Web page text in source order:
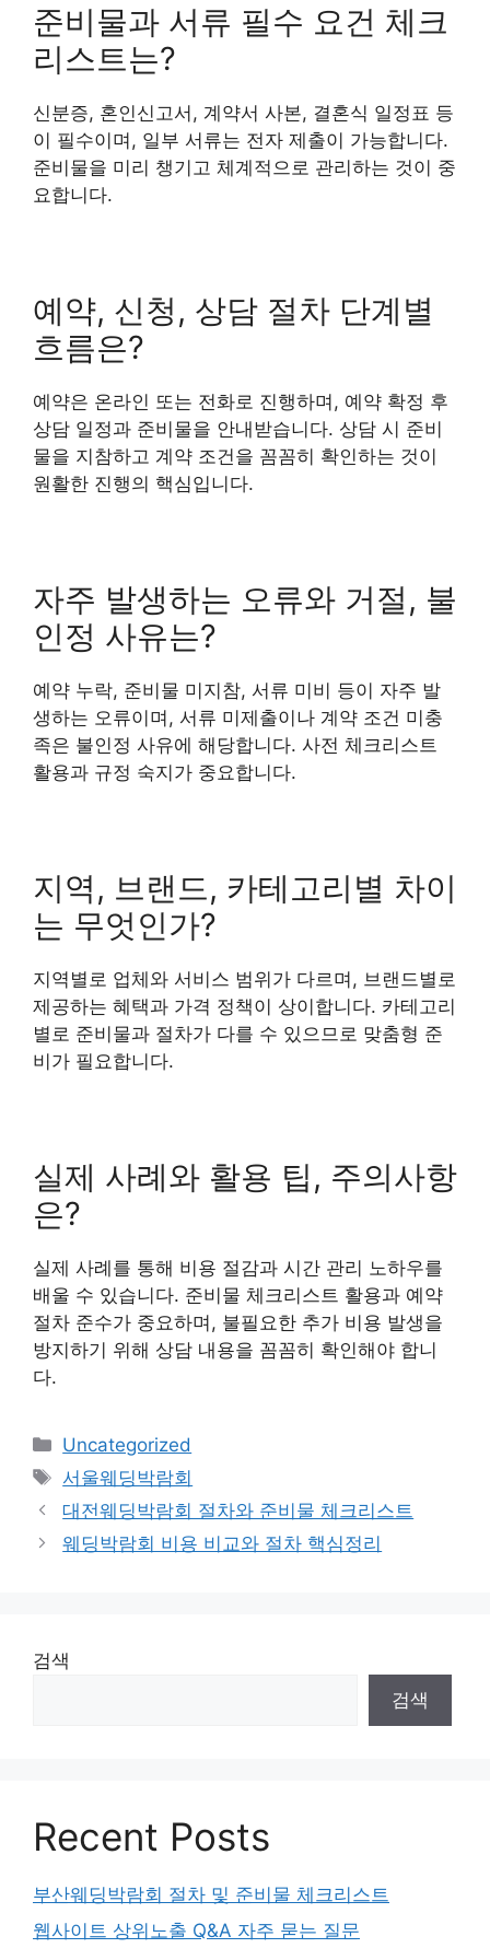
준비물과 서류 필수 요건 체크
리스트는?
신분증, 혼인신고서, 계약서 사본, 결혼식 일정표 등
이 필수이며, 일부 서류는 전자 제출이 가능합니다.
준비물을 미리 챙기고 체계적으로 관리하는 것이 중
요합니다.
예약, 신청, 상담 절차 단계별
흐름은?
예약은 온라인 또는 전화로 진행하며, 예약 확정 후
상담 일정과 준비물을 안내받습니다. 상담 시 준비
물을 지참하고 계약 조건을 꼼꼼히 확인하는 것이
원활한 진행의 핵심입니다.
자주 발생하는 오류와 거절, 불
인정 사유는?
예약 누락, 준비물 미지참, 서류 미비 등이 자주 발
생하는 오류이며, 서류 미제출이나 계약 조건 미충
족은 불인정 사유에 해당합니다. 사전 체크리스트
활용과 규정 숙지가 중요합니다.
지역, 브랜드, 카테고리별 차이
는 무엇인가?
지역별로 업체와 서비스 범위가 다르며, 브랜드별로
제공하는 혜택과 가격 정책이 상이합니다. 카테고리
별로 준비물과 절차가 다를 수 있으므로 맞춤형 준
비가 필요합니다.
실제 사례와 활용 팁, 주의사항
은?
실제 사례를 통해 비용 절감과 시간 관리 노하우를
배울 수 있습니다. 준비물 체크리스트 활용과 예약
절차 준수가 중요하며, 불필요한 추가 비용 발생을
방지하기 위해 상담 내용을 꼼꼼히 확인해야 합니
다.
카
테
고
리
Uncategorized
태
그
서울웨딩박람회
대전웨딩박람회 절차와 준비물 체크리스트
웨딩박람회 비용 비교와 절차 핵심정리
검색
검색
Recent Posts
부산웨딩박람회 절차 및 준비물 체크리스트
웹사이트 상위노출 Q&A 자주 묻는 질문